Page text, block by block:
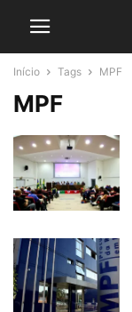
Início Tags MPF
MPF